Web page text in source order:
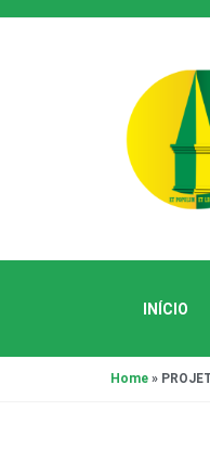
INÍCIO
Home »